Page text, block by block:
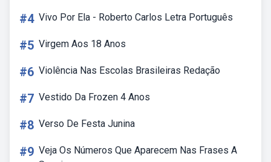
#4 Vivo Por Ela - Roberto Carlos Letra Português
#5 Virgem Aos 18 Anos
#6 Violência Nas Escolas Brasileiras Redação
#7 Vestido Da Frozen 4 Anos
#8 Verso De Festa Junina
#9 Veja Os Números Que Aparecem Nas Frases A